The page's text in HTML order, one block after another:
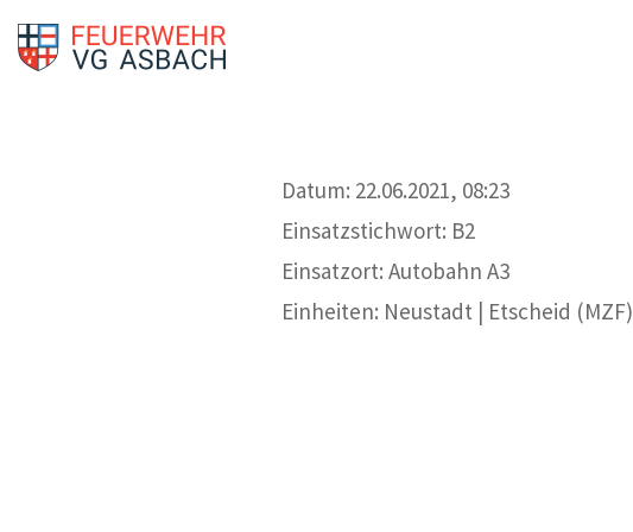
Datum: 22.06.2021, 08:23
Einsatzstichwort: B2
Einsatzort: Autobahn A3
Einheiten: Neustadt | Etscheid (MZF)